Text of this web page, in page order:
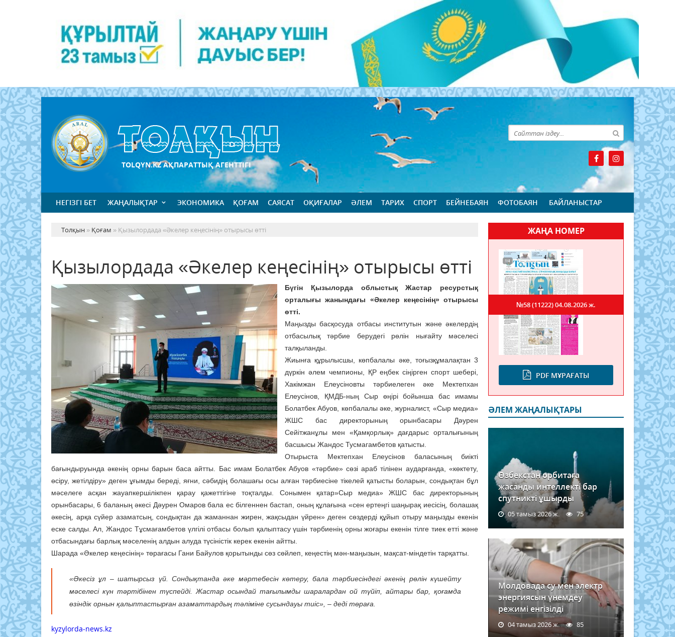
TOLQYN.KZ АҚПАРАТТЫҚ АГЕНТТІГІ
НЕГІЗГІ БЕТ ЖАҢАЛЫҚТАР ЭКОНОМИКА ҚОҒАМ САЯСАТ ОҚИҒАЛАР ӘЛЕМ ТАРИХ СПОРТ БЕЙНЕБАЯН ФОТОБАЯН БАЙЛАНЫСТАР
Толқын » Қоғам » Қызылордада «Әкелер кеңесінің» отырысы өтті
Қызылордада «Әкелер кеңесінің» отырысы өтті
Бүгін Қызылорда облыстық Жастар ресурстық
орталығы жанындағы «Әкелер кеңесінің» отырысы
өтті.
Маңызды басқосуда отбасы институтын және әкелердің
отбасылық тәрбие берудегі рөлін нығайту мәселесі
талқыланды.
Жиынға құрылысшы, көпбалалы әке, тоғызқұмалақтан 3
дүркін әлем чемпионы, ҚР еңбек сіңірген спорт шебері,
Хакімжан Елеусіновты тәрбиелеген әке Мектепхан
Елеусінов, ҚМДБ-ның Сыр өңірі бойынша бас имамы
Болатбек Абуов, көпбалалы әке, журналист, «Сыр медиа»
ЖШС бас директорының орынбасары Дәурен
Сейітжанұлы мен «Қамқорлық» дағдарыс орталығының
басшысы Жандос Тусмагамбетов қатысты.
Отырыста Мектепхан Елеусінов баласының биікті
бағындыруында әкенің орны барын баса айтты. Бас имам Болатбек Абуов «тәрбие» сөзі араб тілінен аударғанда, «көктету,
өсіру, жетілдіру» деген ұғымды береді, яғни, сәбидің болашағы осы алған тәрбиесіне тікелей қатысты боларын, сондықтан бұл
мәселеге асқан жауапкершілікпен қарау қажеттігіне тоқталды. Сонымен қатар»Сыр медиа» ЖШС бас директорының
орынбасары, 6 баланың әкесі Дәурен Омаров бала ес білгеннен бастап, оның құлағына «сен ертеңгі шаңырақ иесісің, болашақ
әкесің, арқа сүйер азаматсың, сондықтан да жаманнан жирен, жақсыдан үйрен» деген сөздерді құйып отыру маңызды екенін
еске салды. Ал, Жандос Тұсмағамбетов үлгілі отбасы болып қалыптасу үшін тәрбиенің орны жоғары екенін тілге тиек етті және
отбасындағы барлық мәселенің алдын алуда түсіністік керек екенін айтты.
Шарада «Әкелер кеңесінің» төрағасы Гани Байулов қорытынды сөз сөйлеп, кеңестің мән-маңызын, мақсат-міндетін тарқатты.
«Әкесіз ұл – шатырсыз үй. Сондықтанда әке мәртебесін көтеру, бала тәрбиесіндегі әкенің рөлін күшейту
мәселесі күн тәртібінен түспейді. Жастар осындай тағылымды шаралардан ой түйіп, айтары бар, қоғамда
өзіндік орнын қалыптастырған азаматтардың тәліміне сусындауы тиіс», – деді төраға.
kyzylorda-news.kz
ЖАҢА НОМЕР
PDF МҰРАҒАТЫ
№58 (11222)04.08.2026 ж.
ӘЛЕМ ЖАҢАЛЫҚТАРЫ
Өзбекстан орбитаға
жасанды интеллекті бар
спутникті ұшырды
05 тамыз 2026 ж. 75
Молдовада су мен электр
энергиясын үнемдеу
режимі енгізілді
04 тамыз 2026 ж. 85